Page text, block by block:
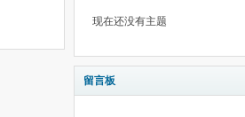
现在还没有主题
留言板